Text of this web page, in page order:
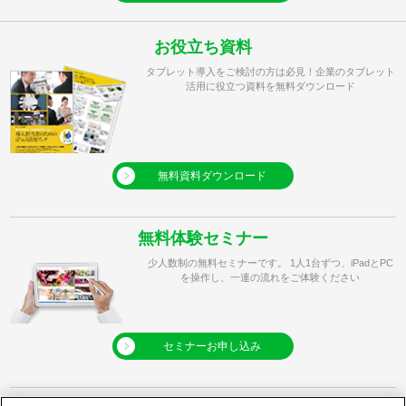
お役立ち資料
タブレット導入をご検討の方は必見！企業のタブレット
活用に役立つ資料を無料ダウンロード
無料資料ダウンロード
無料体験セミナー
少人数制の無料セミナーです。 1人1台ずつ、iPadとPC
を操作し、一連の流れをご体験ください
セミナーお申し込み